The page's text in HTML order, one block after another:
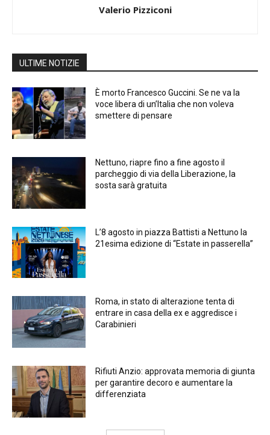
Valerio Pizziconi
ULTIME NOTIZIE
È morto Francesco Guccini. Se ne va la
voce libera di un’Italia che non voleva
smettere di pensare
Nettuno, riapre fino a fine agosto il
parcheggio di via della Liberazione, la
sosta sarà gratuita
L’8 agosto in piazza Battisti a Nettuno la
21esima edizione di “Estate in passerella”
Roma, in stato di alterazione tenta di
entrare in casa della ex e aggredisce i
Carabinieri
Rifiuti Anzio: approvata memoria di giunta
per garantire decoro e aumentare la
differenziata